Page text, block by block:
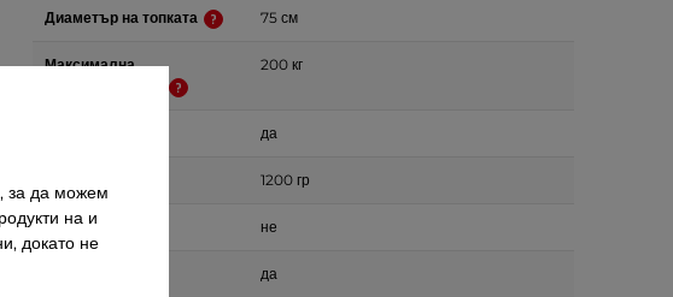
Диаметър на топката 75 см
Максимална
200 кг
да
1200 гр
Дръжки не
да
за да можем
на и
докато не